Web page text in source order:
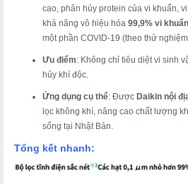
cao, phân hủy protein của vi khuẩn,
khả năng vô hiệu hóa 99,9% vi
một phần COVID-19 (theo thử
Ưu điểm: Không chỉ tiêu diệt vi sinh
hủy khí độc.
Ứng dụng cụ thể: Được Daikin nội
lọc không khí, nâng cao chất lượng
sống tại Nhật Bản.
Tổng kết nhanh: